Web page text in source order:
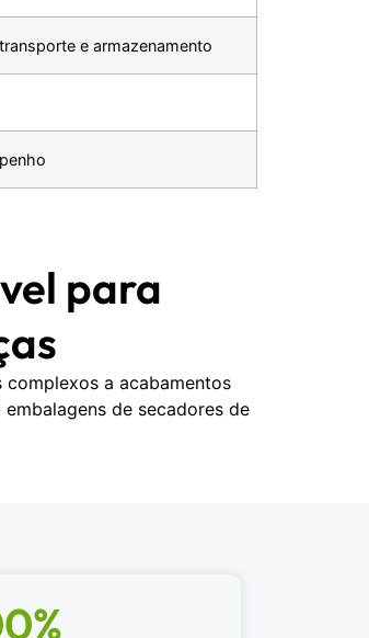
e armazenamento
para
a acabamentos
de secadores de